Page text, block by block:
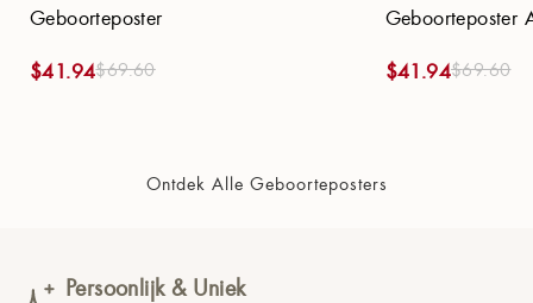
Geboorteposter
$69.60
$41.94
Geboorteposter
$69.60
$41.94
Ontdek Alle Geboorteposters
Het perfecte cadeau